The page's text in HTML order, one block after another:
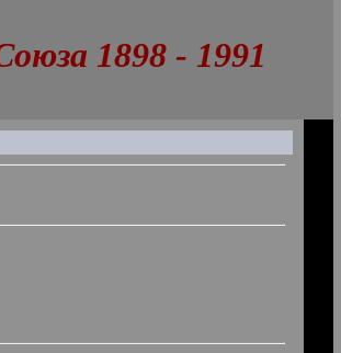
1898 - 1991